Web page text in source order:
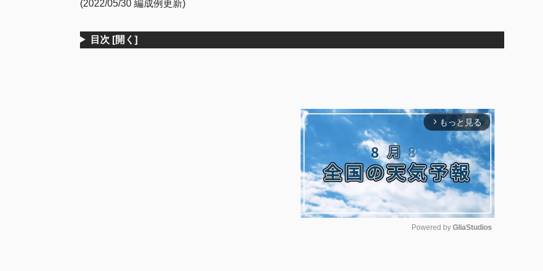
(2022/05/30 編成例更新)
目次 [開く]
arrow_forward_ios もっと見る
Powered by GliaStudios